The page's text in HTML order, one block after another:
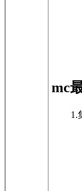
mc
1.集